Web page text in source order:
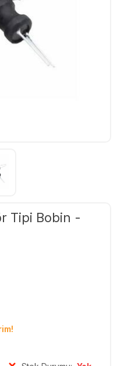
Tipi Bobin -